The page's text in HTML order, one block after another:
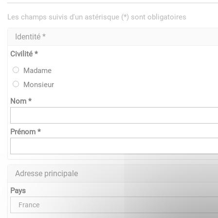
Les champs suivis d'un astérisque (*) sont obligatoires
Identité *
Civilité *
Madame
Monsieur
Nom *
Prénom *
Adresse principale
Pays
France